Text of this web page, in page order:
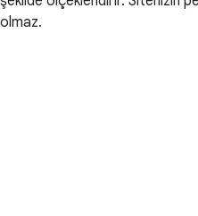
olmaz.